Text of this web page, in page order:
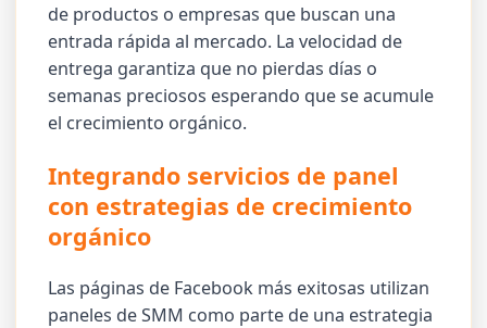
de productos o empresas que buscan una
entrada rápida al mercado. La velocidad de
entrega garantiza que no pierdas días o
semanas preciosos esperando que se acumule
el crecimiento orgánico.
Integrando servicios de panel
con estrategias de crecimiento
orgánico
Las páginas de Facebook más exitosas utilizan
paneles de SMM como parte de una estrategia